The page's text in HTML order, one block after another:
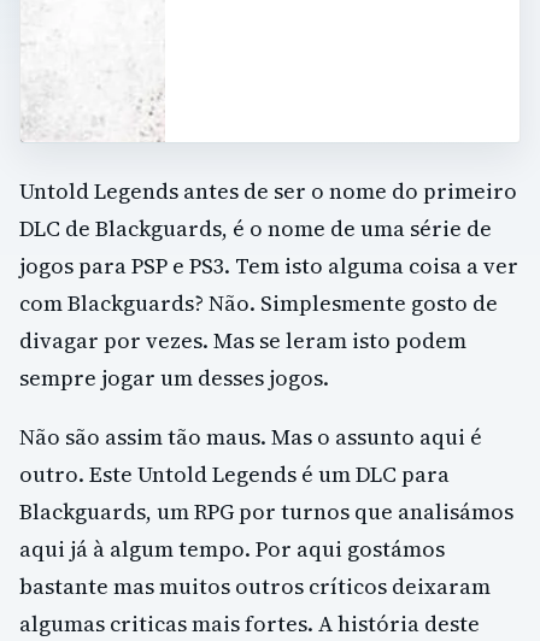
Untold Legends antes de ser o nome do primeiro
DLC de Blackguards, é o nome de uma série de
jogos para PSP e PS3. Tem isto alguma coisa a ver
com Blackguards? Não. Simplesmente gosto de
divagar por vezes. Mas se leram isto podem
sempre jogar um desses jogos.
Não são assim tão maus. Mas o assunto aqui é
outro. Este Untold Legends é um DLC para
Blackguards, um RPG por turnos que analisámos
aqui já à algum tempo. Por aqui gostámos
bastante mas muitos outros críticos deixaram
algumas criticas mais fortes. A história deste